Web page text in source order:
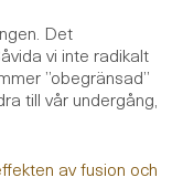
Det
vi inte radikalt
”obegränsad”
till vår undergång,
av fusion och